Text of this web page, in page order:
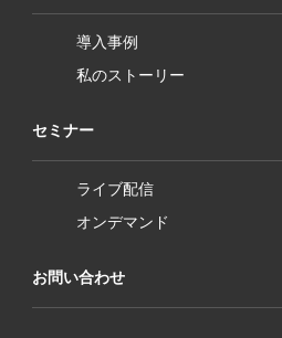
導入事例
私のストーリー
セミナー
ライブ配信
オンデマンド
お問い合わせ